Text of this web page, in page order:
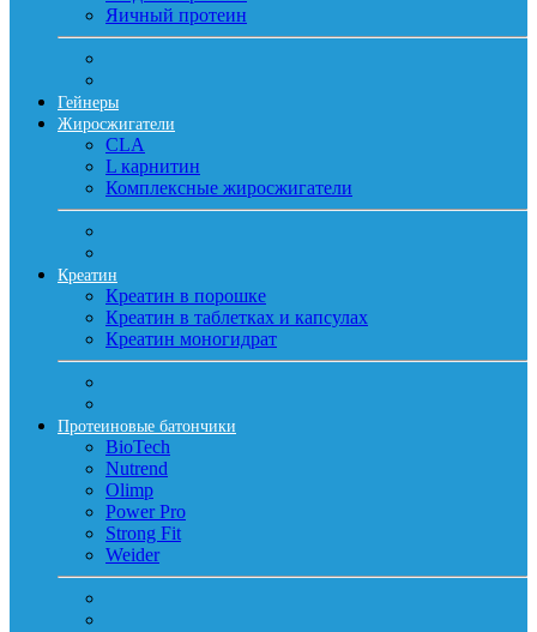
Яичный протеин
Гейнеры
Жиросжигатели
CLA
L карнитин
Комплексные жиросжигатели
Креатин
Креатин в порошке
Креатин в таблетках и капсулах
Креатин моногидрат
Протеиновые батончики
BioTech
Nutrend
Olimp
Power Pro
Strong Fit
Weider